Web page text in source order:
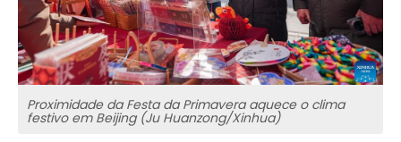
Proximidade da Festa da Primavera aquece o clima
festivo em Beijing (Ju Huanzong/Xinhua)